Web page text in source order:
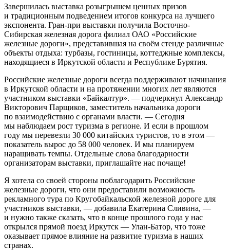
Завершилась выставка розыгрышем ценных призов
и традиционным подведением итогов конкурса на лучшего
экспонента. Гран-при выставки получила Восточно-
Сибирская железная дорога филиал ОАО «Российские
железные дороги», представившая на своём стенде различные
объекты отдыха: турбазы, гостиницы, коттеджные комплексы,
находящиеся в Иркутской области и Республике Бурятия.
Российские железные дороги всегда поддерживают начинания
в Иркутской области и на протяжении многих лет являются
участником выставки «Байкалтур». — подчеркнул Александр
Викторович Парщиков, заместитель начальника дороги
по взаимодействию с органами власти. — Сегодня
мы наблюдаем рост туризма в регионе. И если в прошлом
году мы перевезли 30 000 китайских туристов, то в этом —
показатель вырос до 58 000 человек. И мы планируем
наращивать темпы. Отдельные слова благодарности
организаторам выставки, приглашайте нас почаще!
Я хотела со своей стороны поблагодарить Российские
железные дороги, что они предоставили возможность
рекламного тура по Кругобайкальской железной дороге для
участников выставки, — добавила Екатерина Сливина, —
и нужно также сказать, что в конце прошлого года у нас
открылся прямой поезд Иркутск — Улан-Батор, что тоже
оказывает прямое влияние на развитие туризма в наших
странах.